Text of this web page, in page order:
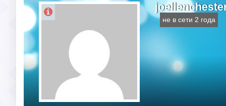
не в сети 2 года